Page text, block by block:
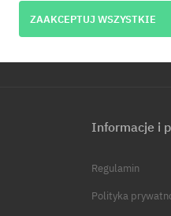
e-mail jest jednoznaczne z
e-mail. Informujemy, że
z o.o. z siedzibą przy ul.
Informacje i
Regulamin
Polityka
ZAAKCEPTUJ WSZYSTKIE